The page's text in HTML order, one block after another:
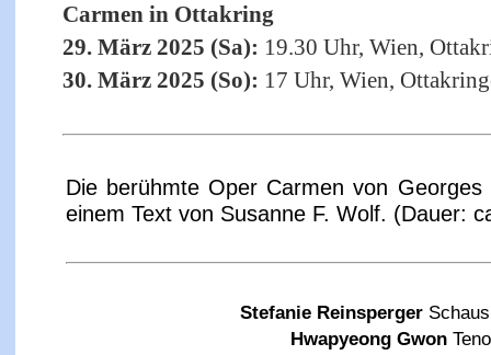
Carmen in Ottakring
29. März 2025 (Sa): 19.30 Uhr, Wien,
30. März 2025 (So): 17 Uhr, Wien,
Die berühmte Oper Carmen von
einem Text von Susanne F. Wolf. (Dauer:
Stefanie Reinsperger
Hwapyeong Gwon